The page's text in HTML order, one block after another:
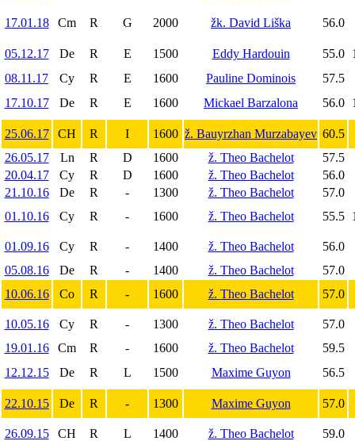
17.01.18 Cm R G 2000 žk. David Liška 56.0
05.12.17 De R E 1500 Eddy Hardouin 55.0
08.11.17
Cy R E 1600 Pauline Dominois 57.5
17.10.17
De R E 1600 Mickael Barzalona 56.0
25.06.17 CH R I 1600 ž. Bauyrzhan Murzabayev 60.5
26.05.17
Ln R D 1600 ž. Theo Bachelot
57.5
20.04.17
Cy R D 1600 ž. Theo Bachelot 56.0
21.10.16
De R - 1300 ž. Theo Bachelot 57.0
01.10.16
Cy R - 1600 ž. Theo Bachelot 55.5
01.09.16 Cy R - 1400 ž. Theo Bachelot 56.0
05.08.16
De R - 1400 ž. Theo Bachelot
57.0
10.06.16
Co R - 1600 ž. Theo Bachelot 57.0
10.05.16 Cy R - 1300 ž. Theo Bachelot
57.0
19.01.16
Cm R - 1600 ž. Theo Bachelot
59.5
12.12.15
De R L 1500 Maxime Guyon 56.5
22.10.15 De R - 1300 Maxime Guyon 57.0
26.09.15 CH R L 1400 ž. Theo Bachelot 59.0